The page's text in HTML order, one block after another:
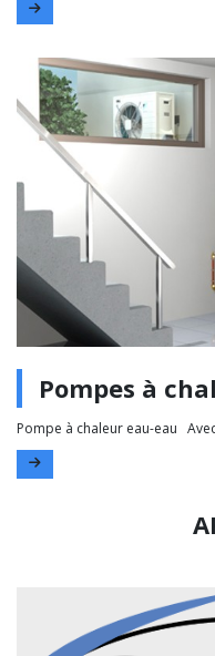
Pompes à
Pompe à chaleur eau-eau